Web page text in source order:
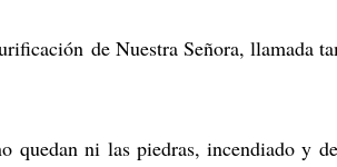
de Nuestra Señora, llamada
quedan ni las piedras, incendiado y